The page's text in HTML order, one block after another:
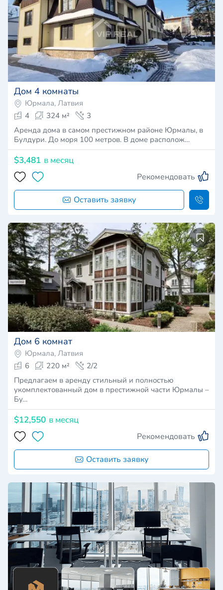
Дом 4 комнаты
Юрмала, Латвия
4
324 м²
3
Аренда дома в самом престижном районе Юрмалы, в
Булдури. До моря 100 метров. В доме располож…
$3,481 в месяц
Рекомендовать
Оставить заявку
Дом 6 комнат
Юрмала, Латвия
6
220 м²
2/2
Предлагаем в аренду стильный и полностью
укомплектованный дом в престижной части Юрмалы –
Бу…
$12,550 в месяц
Рекомендовать
Оставить заявку